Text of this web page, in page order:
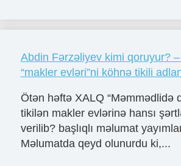
Abdin Fərzəliyev kimi qoruyur? –
“makler evləri”ni köhnə tikili
Ötən həftə XALQ “Məmmədlidə
tikilən makler evlərinə hansı
verilib? başlıqlı məlumat
Məlumatda qeyd olunurdu ki,...